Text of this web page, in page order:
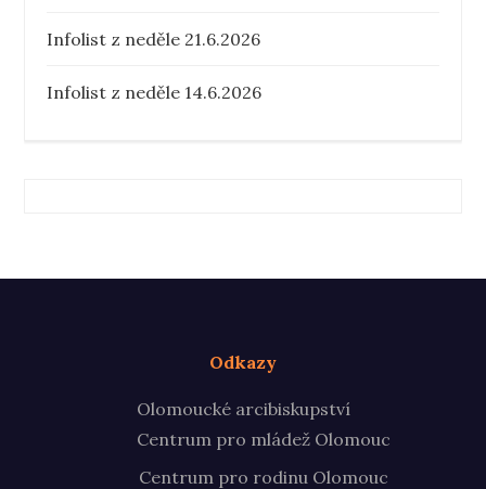
Infolist z neděle 21.6.2026
Infolist z neděle 14.6.2026
Odkazy
Olomoucké arcibiskupství
Centrum pro mládež Olomouc
Centrum pro rodinu Olomouc